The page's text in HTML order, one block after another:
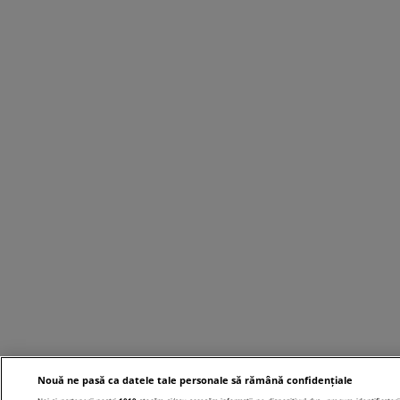
Nouă ne pasă ca datele tale personale să rămână confidențiale